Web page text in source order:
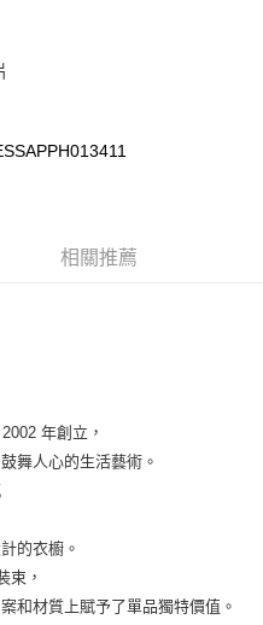
相關推薦
年創立，
舞人心的生活藝術。
的衣櫥。
束，
和材質上賦予了單品獨特價值。